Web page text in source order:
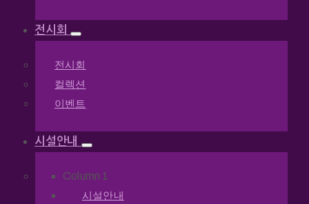
전시회
전시회
컬렉션
이벤트
시설안내
Column 1
시설안내